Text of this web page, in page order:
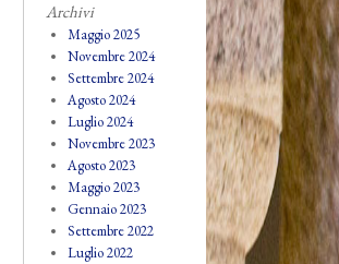
Archivi
Maggio 2025
Novembre 2024
Settembre 2024
Agosto 2024
Luglio 2024
Novembre 2023
Agosto 2023
Maggio 2023
Gennaio 2023
Settembre 2022
Luglio 2022